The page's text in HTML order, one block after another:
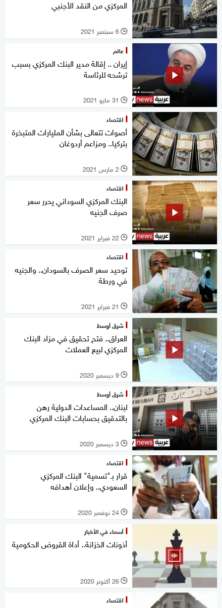
المركزي من النقد الأجنبي
l 6 سبتمبر 2021
عالم
إيران .. إقالة مدير البنك المركزي بسبب
ترشحه للرئاسة
l 31 مايو 2021
اقتصاد
أصوات تتعالى بشأن المليارات المتبخرة
بتركيا.. ومزاعم أردوغان
l 2 مارس 2021
اقتصاد
البنك المركزي السوداني يحرر سعر
صرف الجنيه
l 22 فبراير 2021
اقتصاد
توحيد سعر الصرف بالسودان.. والجنيه
في ورطة
l 21 فبراير 2021
شرق أوسط
العراق.. فتح تحقيق في مزاد البنك
المركزي لبيع العملات
l 9 ديسمبر 2020
شرق أوسط
لبنان.. المساعدات الدولية رهن
بالتدقيق بحسابات البنك المركزي
l 3 ديسمبر 2020
اقتصاد
قرار بـ"تسمية" البنك المركزي
السعودي.. وإعلان أهدافه
l 24 نوفمبر 2020
أسماء في الأخبار
أذونات الخزانة.. أداة القروض الحكومية
l 26 أكتوبر 2020
اقتصاد